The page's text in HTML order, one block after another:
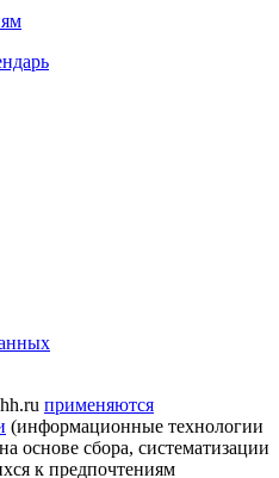
применяются
(информационные технологии
основе сбора, систематизации
к предпочтениям